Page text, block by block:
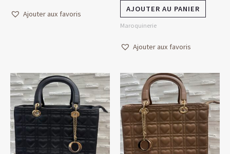
Ajouter aux favoris
AJOUTER AU PANIER
Maroquinerie
Ajouter aux favoris